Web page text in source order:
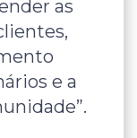
as
e a